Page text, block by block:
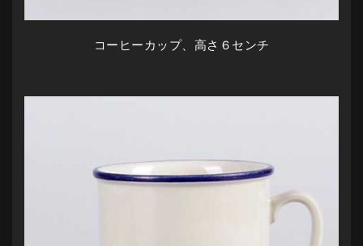
コーヒーカップ、高さ６センチ